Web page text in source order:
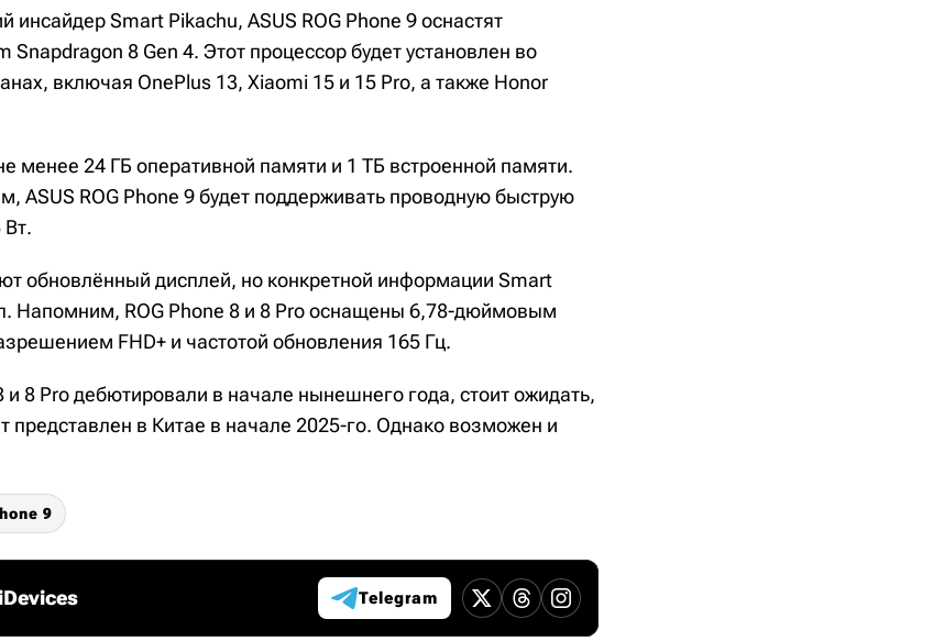
инсайдер Smart Pikachu, ASUS ROG Phone 9 оснастят
Snapdragon 8 Gen 4. Этот процессор будет установлен во
включая OnePlus 13, Xiaomi 15 и 15 Pro, а также Honor
менее 24 ГБ оперативной памяти и 1 ТБ встроенной памяти.
ROG Phone 9 будет поддерживать проводную быструю
обновлённый дисплей, но конкретной информации Smart
Напомним, ROG Phone 8 и 8 Pro оснащены 6,78-дюймовым
FHD+ и частотой обновления 165 Гц.
и 8 Pro дебютировали в начале нынешнего года, стоит ожидать,
представлен в Китае в начале 2025-го. Однако возможен и
9
Telegram